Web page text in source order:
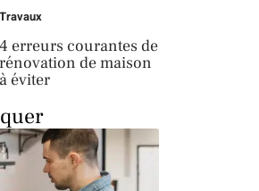
Travaux
4 erreurs courantes de
rénovation de maison
à éviter